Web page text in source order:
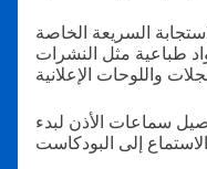
السريعة الخاصة
طباعية مثل النشرات
سماعات الأذن لبدء